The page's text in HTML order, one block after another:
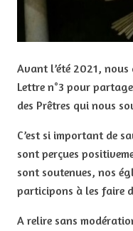
Avant l’été 2021,
Lettre n°3 pour
des Prêtres qui nous
C’est si important de
sont perçues
sont soutenues, nos
participons à les faire
A relire sans